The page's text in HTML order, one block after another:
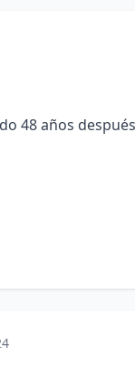
48 años